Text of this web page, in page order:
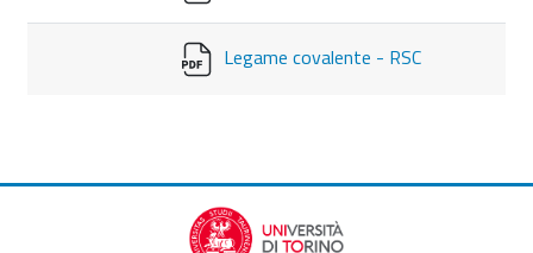
Legame covalente - RSC